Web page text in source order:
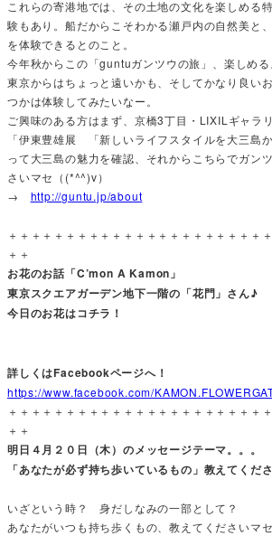
これらの寄港地では、その土地の文化を楽しめる
験もあり。船だからこそわかる瀬戸内の自然美と
を体験できるとのこと。
今年秋からこの「guntuガンツウの旅」、楽しめる
東京からはちょっと遠いかも、そしてかなり良い
つかは体験してみたいなー。
ご興味のある方はまず、京橋3丁目・LIXILギャラ
「伊東豊雄展 「新しいライフスタイルを大三島
って大三島の魅力を確認、それからこちらでガン
さいマセ（(*^^)v）
→ http://guntu.jp/about
＋＋＋＋＋＋＋＋＋＋＋＋＋＋＋＋＋＋＋＋＋＋
＋＋
お花のお話「C’mon A Kamon」
東京スクエアガーデン地下一階の「花門」さん♪
今日のお花はコチラ！
詳しくはFacebookページへ！
https://www.facebook.com/
＋＋＋＋＋＋＋＋＋＋＋＋＋＋＋＋＋＋＋＋＋＋
＋＋
明日４月２０日（木）のメッセージテーマ。。。
「あなたが必ず持ち歩いているもの」教えてくだ
いざという時？ 身だしなみの一部として？
あなたがいつも持ち歩くもの、教えてくださいマセ